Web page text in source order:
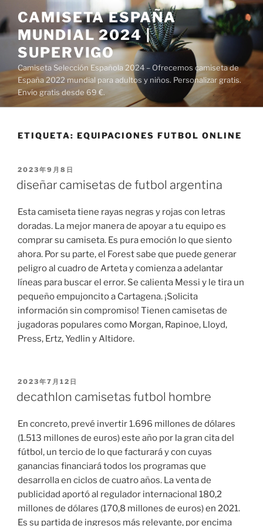
al
contenido
CAMISETA ESPAÑA
MUNDIAL 2024 |
SUPERVIGO
Camiseta Selección Española 2024 – Ofrecemos camiseta de
España 2022 mundial para adultos y niños. Personalizar gratis.
Envío gratis desde 69 €.
ETIQUETA: EQUIPACIONES FUTBOL ONLINE
PUBLICADO
EL
2023年9月8日
diseñar camisetas de futbol argentina
Esta camiseta tiene rayas negras y rojas con letras
doradas. La mejor manera de apoyar a tu equipo es
comprar su camiseta. Es pura emoción lo que siento
ahora. Por su parte, el Forest sabe que puede generar
peligro al cuadro de Arteta y comienza a adelantar
líneas para buscar el error. Se calienta Messi y le tira un
pequeño empujoncito a Cartagena. ¡Solicita
información sin compromiso! Tienen camisetas de
jugadoras populares como Morgan, Rapinoe, Lloyd,
Press, Ertz, Yedlin y Altidore.
PUBLICADO
EL
2023年7月12日
decathlon camisetas futbol hombre
En concreto, prevé invertir 1.696 millones de dólares
(1.513 millones de euros) este año por la gran cita del
fútbol, un tercio de lo que facturará y con cuyas
ganancias financiará todos los programas que
desarrolla en ciclos de cuatro años. La venta de
publicidad aportó al regulador internacional 180,2
millones de dólares (170,8 millones de euros) en 2021.
Es su partida de ingresos más relevante, por encima